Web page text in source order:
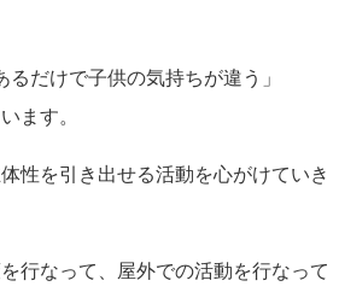
るだけで子供の気持ちが違う」
ます。
性を引き出せる活動を心がけていき
行なって、屋外での活動を行なって